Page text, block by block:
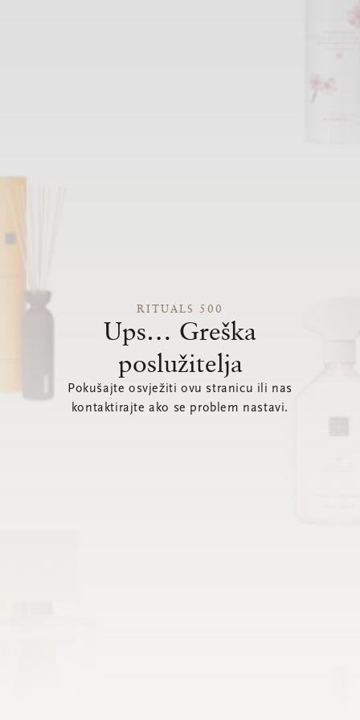
RITUALS 500
Ups… Greška
poslužitelja
Pokušajte osvježiti ovu stranicu ili nas
kontaktirajte ako se problem nastavi.